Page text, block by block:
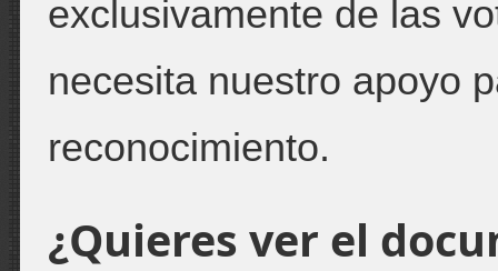
exclusivamente de las
necesita nuestro apoyo
reconocimiento.
¿Quieres ver el